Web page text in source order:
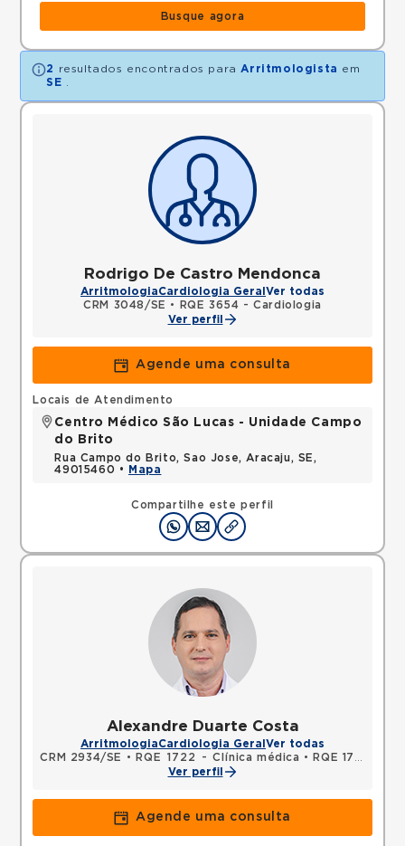
Busque agora
2 resultados encontrados para Arritmologista em
SE
Rodrigo De Castro Mendonca
ArritmologiaCardiologia Geral Ver todas
CRM 3048/SE •
RQE 3654 - Cardiologia
Ver perfil
Agende uma consulta
Compartilhe este perfil
Locais de Atendimento
Centro Médico São Lucas - Unidade Campo
do Brito
Rua Campo do Brito, Sao Jose, Aracaju, SE,
49015460 •
Mapa
Alexandre Duarte Costa
ArritmologiaCardiologia Geral Ver todas
CRM 2934/SE
• RQE 1722 - Clínica médica •
RQE 1723 - Cardiologia
Ver perfil
Agende uma consulta